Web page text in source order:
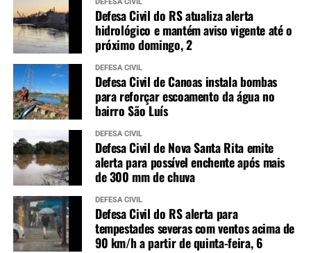
DEFESA CIVIL
Defesa Civil do RS atualiza alerta
hidrológico e mantém aviso vigente até o
próximo domingo, 2
DEFESA CIVIL
Defesa Civil de Canoas instala bombas
para reforçar escoamento da água no
bairro São Luís
DEFESA CIVIL
Defesa Civil de Nova Santa Rita emite
alerta para possível enchente após mais
de 300 mm de chuva
DEFESA CIVIL
Defesa Civil do RS alerta para
tempestades severas com ventos acima de
90 km/h a partir de quinta-feira, 6